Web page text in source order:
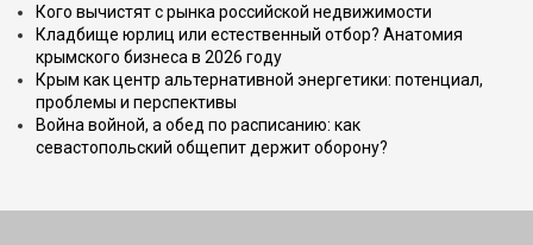
Кого вычистят с рынка российской недвижимости
Кладбище юрлиц или естественный отбор? Анатомия
крымского бизнеса в 2026 году
Крым как центр альтернативной энергетики: потенциал,
проблемы и перспективы
Война войной, а обед по расписанию: как
севастопольский общепит держит оборону?